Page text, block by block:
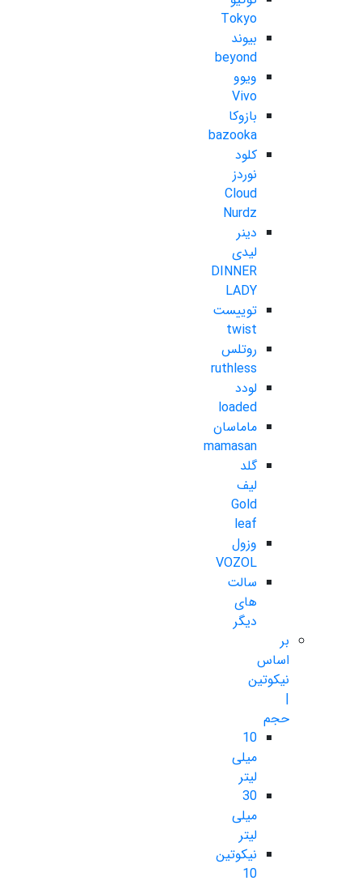
Tokyo
بیوند
beyond
ویوو
Vivo
بازوکا
bazooka
کلود
نوردز
Cloud
Nurdz
دینر
لیدی
DINNER
LADY
توییست
twist
روتلس
ruthless
لودد
loaded
ماماسان
mamasan
گلد
لیف
Gold
leaf
وزول
VOZOL
سالت
های
دیگر
بر
اساس
نیکوتین
|
حجم
10
میلی
لیتر
30
میلی
لیتر
نیکوتین
10